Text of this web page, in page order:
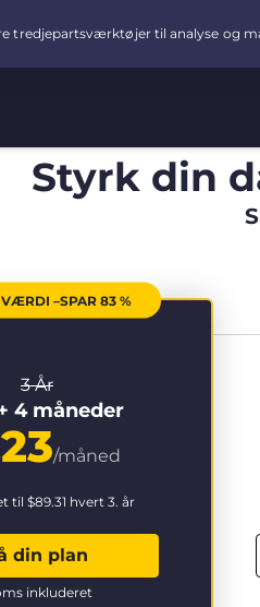
Styrk din
VÆRDI –SPAR 83 %
3 År
4 måneder
/måned
til $89.31 hvert 3. år
din plan
inkluderet